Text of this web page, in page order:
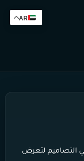
التصاميم لتعرض
AR